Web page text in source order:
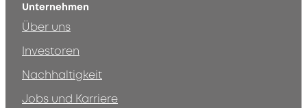
Unternehmen
Über uns
Investoren
Nachhaltigkeit
Jobs und Karriere